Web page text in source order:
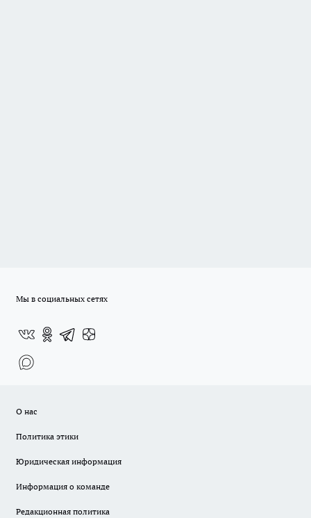
Мы в социальных сетях
О нас
Политика этики
Юридическая информация
Информация о команде
Редакционная политика